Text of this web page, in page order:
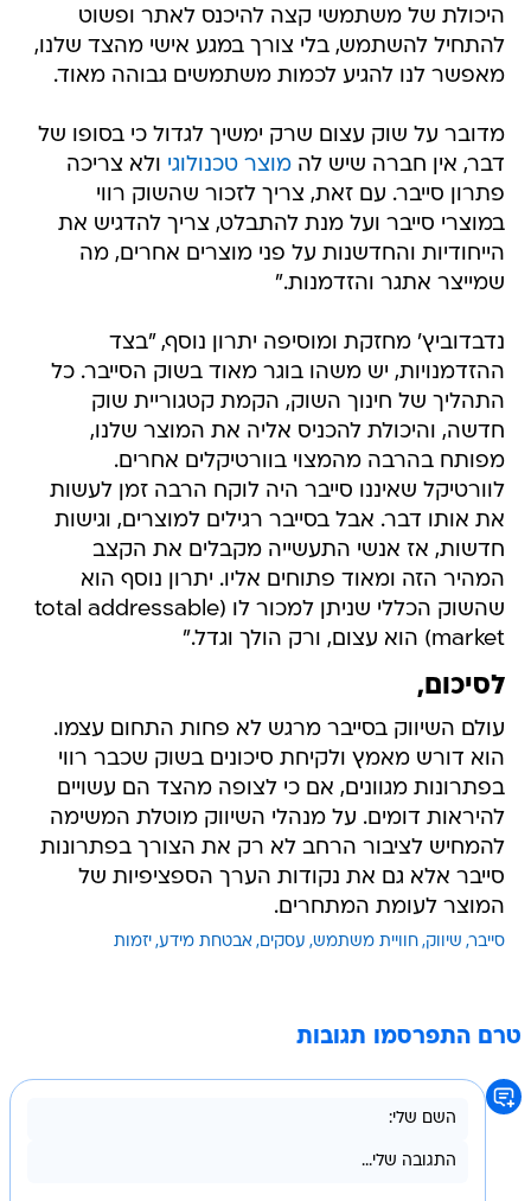
היכולת של משתמשי קצה להיכנס לאתר ופשוט
להתחיל להשתמש, בלי צורך במגע אישי מהצד שלנו,
מאפשר לנו להגיע לכמות משתמשים גבוהה מאוד.
מדובר על שוק עצום שרק ימשיך לגדול כי בסופו של
דבר, אין חברה שיש להמוצר טכנולוגי ולא צריכה
פתרון סייבר. עם זאת, צריך לזכור שהשוק רווי
במוצרי סייבר ועל מנת להתבלט, צריך להדגיש את
הייחודיות והחדשנות על פני מוצרים אחרים, מה
שמייצר אתגר והזדמנות."
נדבדוביץ' מחזקת ומוסיפה יתרון נוסף, "בצד
ההזדמנויות, יש משהו בוגר מאוד בשוק הסייבר. כל
התהליך של חינוך השוק, הקמת קטגוריית שוק
חדשה, והיכולת להכניס אליה את המוצר שלנו,
מפותח בהרבה מהמצוי בוורטיקלים אחרים.
לוורטיקל שאיננו סייבר היה לוקח הרבה זמן לעשות
את אותו דבר. אבל בסייבר רגילים למוצרים, וגישות
חדשות, אז אנשי התעשייה מקבלים את הקצב
המהיר הזה ומאוד פתוחים אליו. יתרון נוסף הוא
שהשוק הכללי שניתן למכור לו (total addressable
market) הוא עצום, ורק הולך וגדל."
לסיכום,
עולם השיווק בסייבר מרגש לא פחות התחום עצמו.
הוא דורש מאמץ ולקיחת סיכונים בשוק שכבר רווי
בפתרונות מגוונים, אם כי לצופה מהצד הם עשויים
להיראות דומים. על מנהלי השיווק מוטלת המשימה
להמחיש לציבור הרחב לא רק את הצורך בפתרונות
סייבר אלא גם את נקודות הערך הספציפיות של
המוצר לעומת המתחרים.
סייבר שיווק חוויית משתמש עסקים אבטחת מידע יזמות
טרם התפרסמו תגובות